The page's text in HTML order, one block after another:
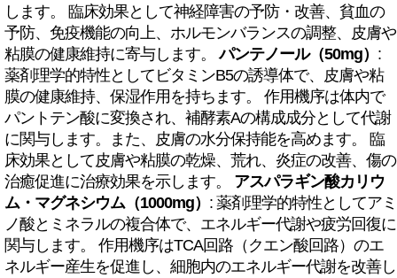
します。 臨床効果として神経障害の予防・改善、貧血の
予防、免疫機能の向上、ホルモンバランスの調整、皮膚や
粘膜の健康維持に寄与します。パンテノール（50mg） :
薬剤理学的特性としてビタミンB5の誘導体で、皮膚や粘
膜の健康維持、保湿作用を持ちます。 作用機序は体内で
パントテン酸に変換され、補酵素Aの構成成分として代謝
に関与します。また、皮膚の水分保持能を高めます。 臨
床効果として皮膚や粘膜の乾燥、荒れ、炎症の改善、傷の
治癒促進に治療効果を示します。 アスパラギン酸カリウ
ム・マグネシウム（1000mg） : 薬剤理学的特性としてアミ
ノ酸とミネラルの複合体で、エネルギー代謝や疲労回復に
関与します。 作用機序はTCA回路（クエン酸回路）のエ
ネルギー産生を促進し、細胞内のエネルギー代謝を改善し